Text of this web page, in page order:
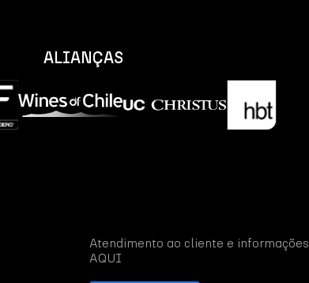
ALIANÇAS
Atendimento ao cliente e informações
AQUI